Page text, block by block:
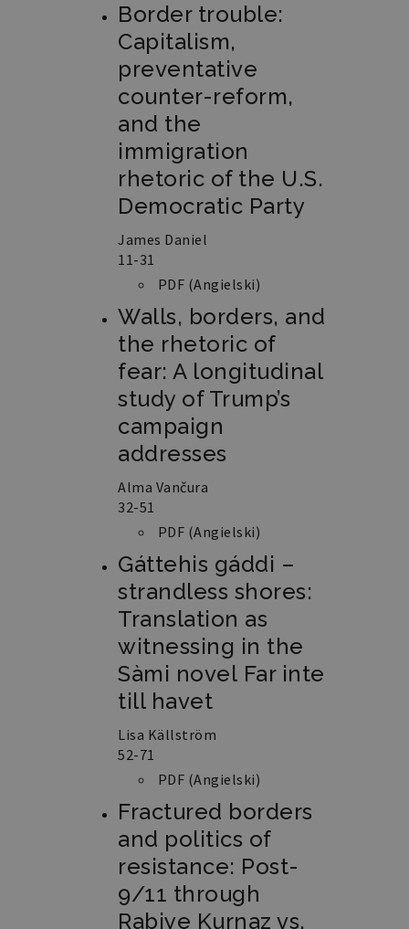
Border trouble:
Capitalism,
preventative
counter-reform,
and the
immigration
rhetoric of the U.S.
Democratic Party
James Daniel
11-31
PDF (Angielski)
Walls, borders, and
the rhetoric of
fear: A longitudinal
study of Trump’s
campaign
addresses
Alma Vančura
32-51
PDF (Angielski)
Gáttehis gáddi –
strandless shores:
Translation as
witnessing in the
Sàmi novel Far inte
till havet
Lisa Källström
52-71
PDF (Angielski)
Fractured borders
and politics of
resistance: Post-
9/11 through
Rabiye Kurnaz vs.